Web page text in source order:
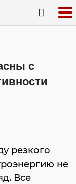
с
резкого
не
Все